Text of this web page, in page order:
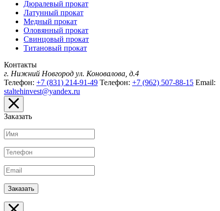
Дюралевый прокат
Латунный прокат
Медный прокат
Оловянный прокат
Свинцовый прокат
Титановый прокат
Контакты
г. Нижний Новгород ул. Коновалова, д.4
Телефон: +7 (831) 214-91-49 Телефон: +7 (962) 507-88-15 Email:
staltehinvest@yandex.ru
Заказать